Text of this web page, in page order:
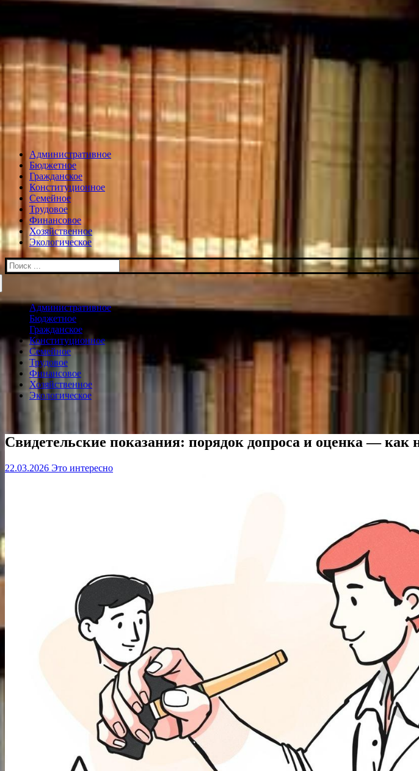
Административное
Бюджетное
Гражданское
Конституционное
Семейное
Трудовое
Финансовое
Хозяйственное
Экологическое
Искать:
Административное
Бюджетное
Гражданское
Конституционное
Семейное
Трудовое
Финансовое
Хозяйственное
Экологическое
Свидетельские показания: порядок допроса и оценка — как
22.03.2026 Это интересно